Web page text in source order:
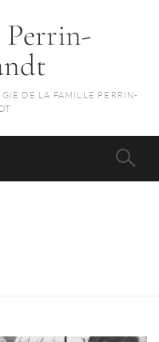
Perrin-
DE LA FAMILLE PERRIN-